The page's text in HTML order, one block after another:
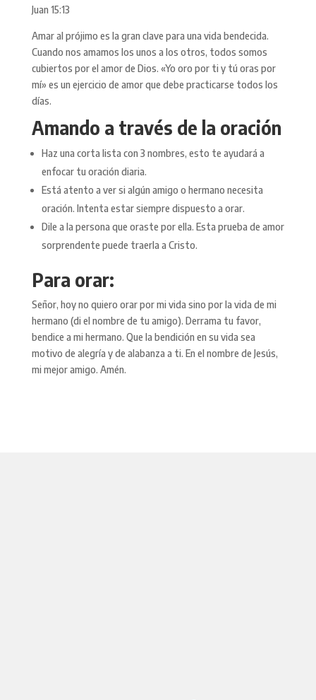
Juan 15:13
Amar al prójimo es la gran clave para una vida bendecida.
Cuando nos amamos los unos a los otros, todos somos
cubiertos por el amor de Dios. «Yo oro por ti y tú oras por
mí» es un ejercicio de amor que debe practicarse todos los
días.
Amando a través de la oración
Haz una corta lista con 3 nombres, esto te ayudará a
enfocar tu oración diaria.
Está atento a ver si algún amigo o hermano necesita
oración. Intenta estar siempre dispuesto a orar.
Dile a la persona que oraste por ella. Esta prueba de amor
sorprendente puede traerla a Cristo.
Para orar:
Señor, hoy no quiero orar por mi vida sino por la vida de mi
hermano (di el nombre de tu amigo). Derrama tu favor,
bendice a mi hermano. Que la bendición en su vida sea
motivo de alegría y de alabanza a ti. En el nombre de Jesús,
mi mejor amigo. Amén.